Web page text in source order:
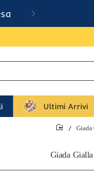
Ultimi Arrivi
Giada
Giada